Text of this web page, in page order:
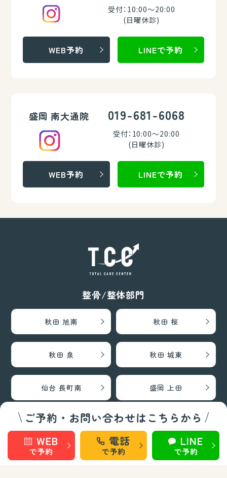
ご予約・お問い合わせはこちらから
WEB
で予約
電話
で予約
LINE
で予約
受付：10:00～20:00
(日曜休診)
WEB予約 LINEで予約
盛岡 南大通院 019-681-6068
受付：10:00～20:00
(日曜休診)
WEB予約 LINEで予約
整骨/整体部門
秋田 旭南 秋田 桜
秋田 泉 秋田 城東
仙台 長町南 盛岡 上田
盛岡 南大通
巻き爪矯正・フットケア部門